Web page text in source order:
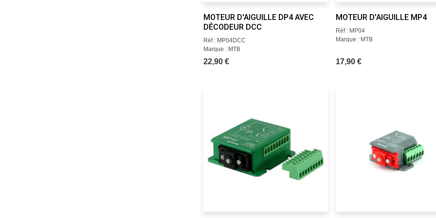
MOTEUR D'AIGUILLE DP4 AVEC
DÉCODEUR DCC
Réf : MP04DCC
Marque : MTB
22,90 €
MOTEUR D'AIGUILLE MP4
Réf : MP04
Marque : MTB
17,90 €